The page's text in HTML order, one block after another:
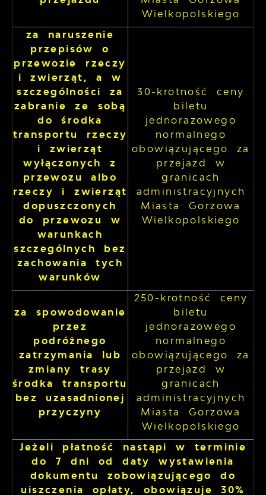
Wielkopolskiego
za naruszenie
przepisów o
przewozie rzeczy
i zwierząt, a w
szczególności za
zabranie ze sobą
do środka
transportu rzeczy
i zwierząt
wyłączonych z
przewozu albo
rzeczy i zwierząt
dopuszczonych
do przewozu w
warunkach
szczególnych bez
zachowania tych
warunków
30-krotność ceny
biletu
jednorazowego
normalnego
obowiązującego za
przejazd w
granicach
administracyjnych
Miasta Gorzowa
Wielkopolskiego
za spowodowanie
przez
podróżnego
zatrzymania lub
zmiany trasy
środka transportu
bez uzasadnionej
przyczyny
250-krotność ceny
biletu
jednorazowego
normalnego
obowiązującego za
przejazd w
granicach
administracyjnych
Miasta Gorzowa
Wielkopolskiego
Jeżeli płatność nastąpi w terminie
do 7 dni od daty wystawienia
dokumentu zobowiązującego do
uiszczenia opłaty, obowiązuje 30%